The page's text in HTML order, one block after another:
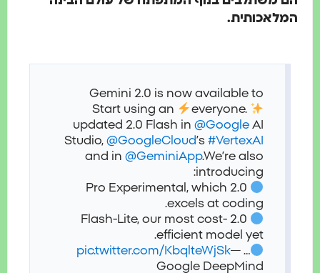
המלאכותית.
Gemini 2.0 is now available to
everyone.
Start using an
updated 2.0 Flash in@Google
Studio,@GoogleCloud’s#VertexAI
and in@GeminiApp.We’re also
introducing:
2.0 Pro Experimental, which
excels at coding.
2.0 Flash-Lite, our most cost-
efficient model yet.
…
pic.twitter.com/KbqlteWjSk—
Google DeepMind